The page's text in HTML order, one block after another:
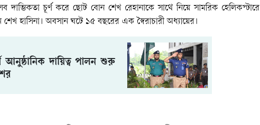
দাম্ভিকতা চূর্ণ করে ছোট বোন শেখ রেহানাকে সাথে নিয়ে সামরিক হেলিকপ্টারে
হাসিনা। অবসান ঘটে ১৫ বছরের এক স্বৈরাচারী অধ্যায়ের।
আনুষ্ঠানিক দায়িত্ব পালন শুরু